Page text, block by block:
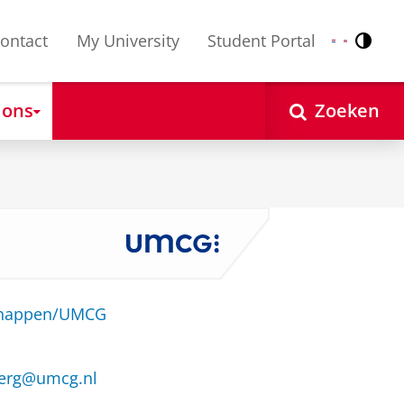
My University Student Portal Nederlands
English
Zoeken
UMCG